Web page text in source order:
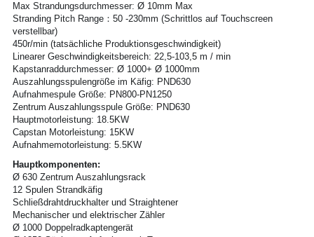
Max Strandungsdurchmesser: Ø 10mm Max
Stranding Pitch Range：50 -230mm (Schrittlos auf Touchscreen
verstellbar)
450r/min (tatsächliche Produktionsgeschwindigkeit)
Linearer Geschwindigkeitsbereich: 22,5-103,5 m / min
Kapstanraddurchmesser: Ø 1000+ Ø 1000mm
Auszahlungsspulengröße im Käfig: PND630
Aufnahmespule Größe: PN800-PN1250
Zentrum Auszahlungsspule Größe: PND630
Hauptmotorleistung: 18.5KW
Capstan Motorleistung: 15KW
Aufnahmemotorleistung: 5.5KW
Hauptkomponenten:
Ø 630 Zentrum Auszahlungsrack
12 Spulen Strandkäfig
Schließdrahtdruckhalter und Straightener
Mechanischer und elektrischer Zähler
Ø 1000 Doppelradkaptengerät